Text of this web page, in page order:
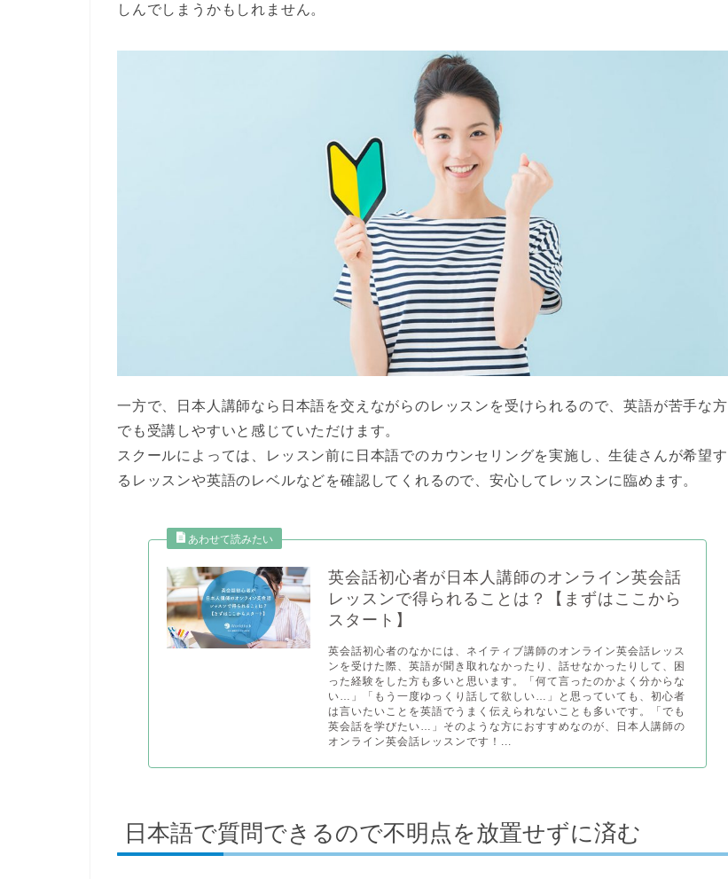
しんでしまうかもしれません。
一方で、日本人講師なら日本語を交えながらのレッスンを受けられるので、英語が苦手な方
でも受講しやすいと感じていただけます。
スクールによっては、レッスン前に日本語でのカウンセリングを実施し、生徒さんが希望す
るレッスンや英語のレベルなどを確認してくれるので、安心してレッスンに臨めます。
英会話初心者が日本人講師のオンライン英会話
レッスンで得られることは？【まずはここから
スタート】
英会話初心者のなかには、ネイティブ講師のオンライン英会話レッス
ンを受けた際、英語が聞き取れなかったり、話せなかったりして、困
った経験をした方も多いと思います。「何て言ったのかよく分からな
い…」「もう一度ゆっくり話して欲しい…」と思っていても、初心者
は言いたいことを英語でうまく伝えられないことも多いです。「でも
英会話を学びたい…」そのような方におすすめなのが、日本人講師の
オンライン英会話レッスンです！...
日本語で質問できるので不明点を放置せずに済む